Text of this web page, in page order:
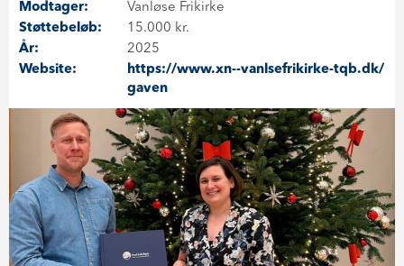
Modtager:
Vanløse Frikirke
Støttebeløb:
15.000 kr.
År:
2025
Website:
https://www.xn--vanlsefrikirke-tqb.dk/
gaven